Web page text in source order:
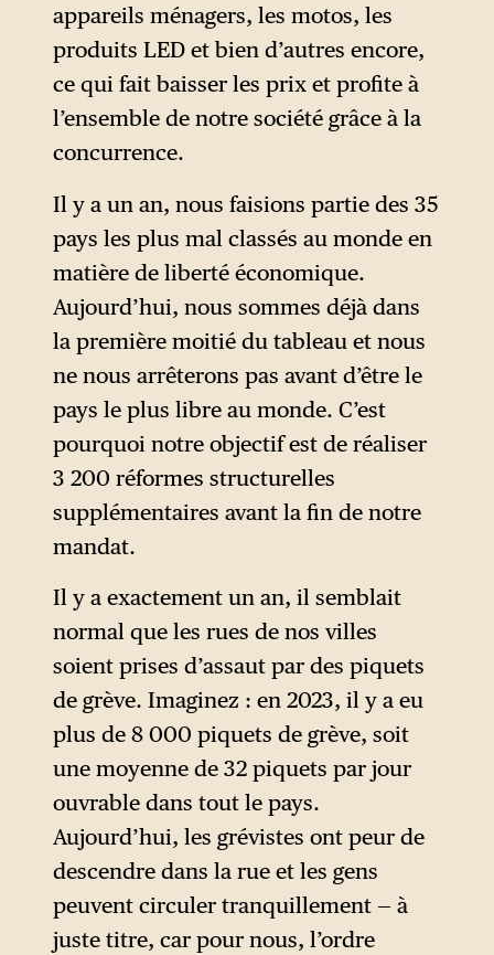
appareils ménagers, les motos, les
produits LED et bien d’autres encore,
ce qui fait baisser les prix et profite à
l’ensemble de notre société grâce à la
concurrence.
Il y a un an, nous faisions partie des 35
pays les plus mal classés au monde en
matière de liberté économique.
Aujourd’hui, nous sommes déjà dans
la première moitié du tableau et nous
ne nous arrêterons pas avant d’être le
pays le plus libre au monde. C’est
pourquoi notre objectif est de réaliser
3 200 réformes structurelles
supplémentaires avant la fin de notre
mandat.
Il y a exactement un an, il semblait
normal que les rues de nos villes
soient prises d’assaut par des piquets
de grève. Imaginez : en 2023, il y a eu
plus de 8 000 piquets de grève, soit
une moyenne de 32 piquets par jour
ouvrable dans tout le pays.
Aujourd’hui, les grévistes ont peur de
descendre dans la rue et les gens
peuvent circuler tranquillement — à
juste titre, car pour nous, l’ordre